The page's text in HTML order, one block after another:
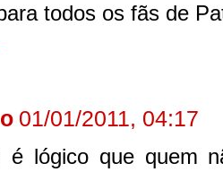
todos os fãs de
01/01/2011, 04:17
é lógico que quem